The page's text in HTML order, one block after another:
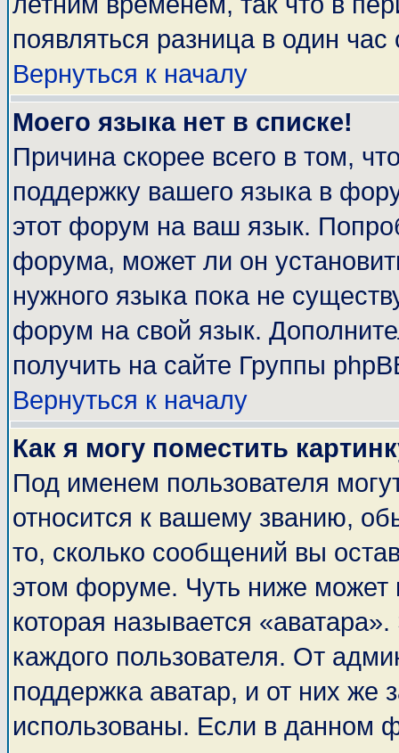
появляться разница в один
Вернуться к началу
Моего языка нет в списке!
Причина скорее всего в том,
поддержку вашего языка в
этот форум на ваш язык.
форума, может ли он
нужного языка пока не
форум на свой язык.
получить на сайте Группы
Вернуться к началу
Как я могу поместить
Под именем пользователя
относится к вашему званию,
то, сколько сообщений вы
этом форуме. Чуть ниже может
которая называется
каждого пользователя. От
поддержка аватар, и от них же
использованы. Если в данном